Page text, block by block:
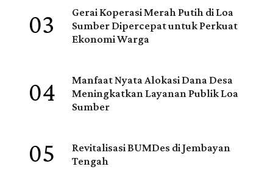
03 Gerai Koperasi Merah Putih di Loa
Sumber Dipercepat untuk Perkuat
Ekonomi Warga
04 Manfaat Nyata Alokasi Dana Desa
Meningkatkan Layanan Publik Loa
Sumber
05 Revitalisasi BUMDes di Jembayan
Tengah